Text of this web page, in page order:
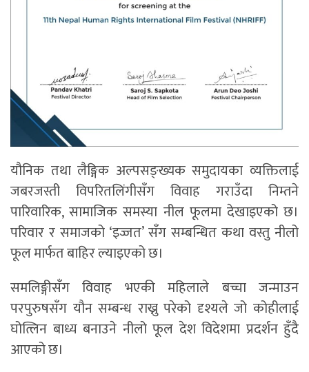
यौनिक तथा लैङ्गिक अल्पसङ्ख्यक समुदायका व्यक्तिलाई
जबरजस्ती विपरितलिंगीसँग विवाह गराउँदा निम्तने
पारिवारिक, सामाजिक समस्या नील फूलमा देखाइएको छ।
परिवार र समाजको ‘इज्जत’ सँग सम्बन्धित कथा वस्तु नीलो
फूल मार्फत बाहिर ल्याइएको छ।
समलिङ्गीसँग विवाह भएकी महिलाले बच्चा जन्माउन
परपुरुषसँग यौन सम्बन्ध राख्नु परेको दृश्यले जो कोहीलाई
घोत्लिन बाध्य बनाउने नीलो फूल देश विदेशमा प्रदर्शन हुँदै
आएको छ।